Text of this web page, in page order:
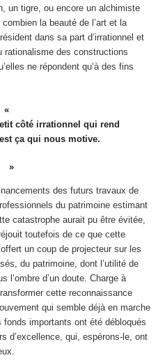
un tigre, ou encore un alchimiste
la beauté de l’art et la
dans sa part d’irrationnel et
rationalisme des constructions
ne répondent qu’à des fins
côté irrationnel qui rend
ça qui nous motive.
des futurs travaux de
du patrimoine estimant
catastrophe aurait pu être évitée,
toutefois de ce que cette
un coup de projecteur sur les
du patrimoine, dont l’utilité de
l’ombre d’un doute. Charge à
cette reconnaissance
qui semble déjà en marche
importants ont été débloqués
d’excellence, qui, espérons-le, ont